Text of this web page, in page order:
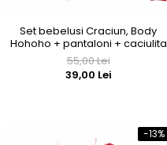
Set bebelusi Craciun, Body
Hohoho + pantaloni + caciulita
55,00 Lei
39,00 Lei
-13%